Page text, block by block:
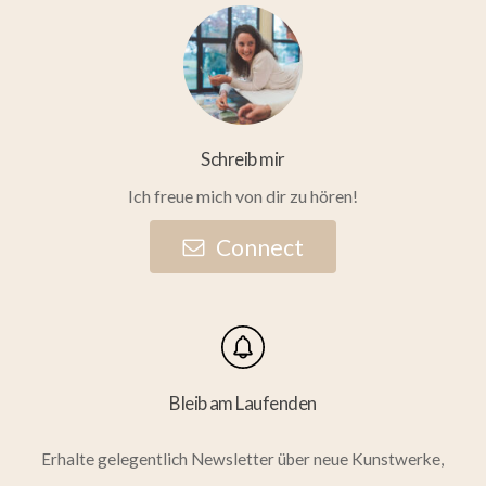
Schreib mir
Ich freue mich von dir zu hören!
Connect
Bleib am Laufenden
Erhalte gelegentlich Newsletter über neue Kunstwerke,